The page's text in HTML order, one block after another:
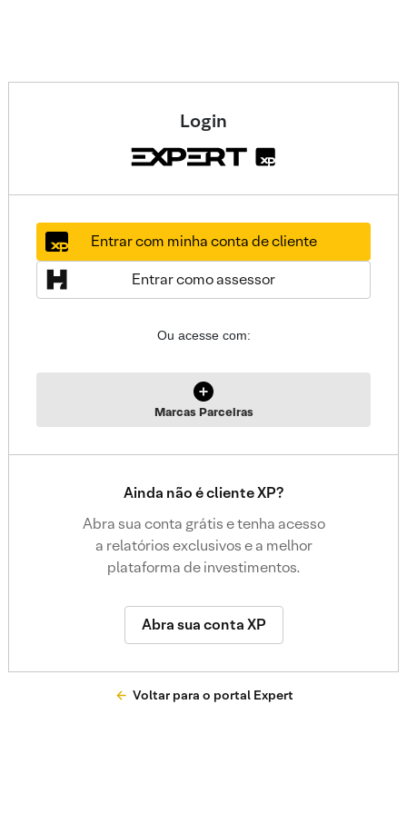
Login
Entrar com minha conta de cliente
Entrar como assessor
Ou acesse com:
Marcas Parceiras
Ainda não é cliente XP?
Abra sua conta grátis e tenha acesso
a relatórios exclusivos e a melhor
plataforma de investimentos.
Abra sua conta XP
Voltar para o portal Expert